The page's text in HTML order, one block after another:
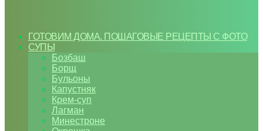
ГОТОВИМ ДОМА. ПОШАГОВЫЕ РЕЦЕПТЫ С ФОТО
СУПЫ
Бозбаш
Борщ
Бульоны
Капустняк
Крем-суп
Лагман
Минестроне